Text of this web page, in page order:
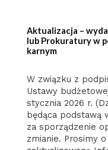
Aktualizacja –
lub Prokuratury w
karnym
W związku z
Ustawy
stycznia 2026 r.
będąca podstawą
za sporządzenie
zmianie. Prosimy